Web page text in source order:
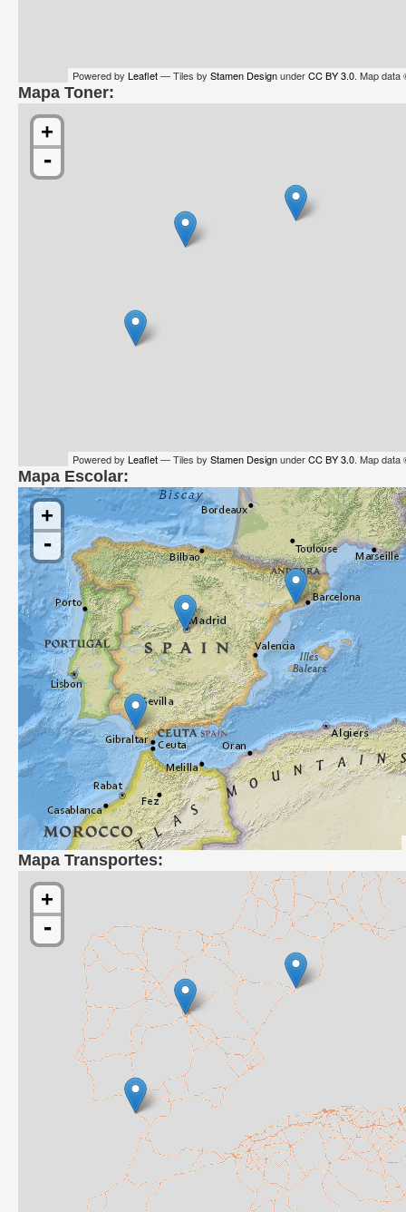
Powered by Leaflet— Tiles by Stamen DesignunderCC BY 3.0. Map
Mapa Toner:
+
-
Powered by Leaflet— Tiles by Stamen DesignunderCC BY 3.0. Map
Mapa Escolar:
+
-
Mapa Transportes:
+
-